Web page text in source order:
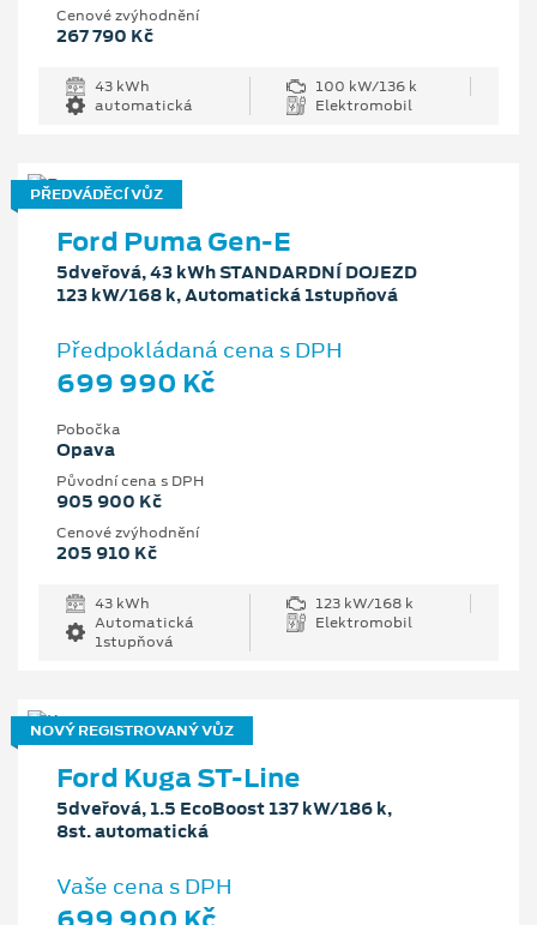
Cenové zvýhodnění
267 790 Kč
43 kWh
100 kW/136 k
automatická
Elektromobil
PŘEDVÁDĚCÍ VŮZ
Ford Puma Gen-E
5dveřová, 43 kWh STANDARDNÍ DOJEZD
123 kW/168 k, Automatická 1stupňová
Předpokládaná cena s DPH
699 990 Kč
Pobočka
Opava
Původní cena s DPH
905 900 Kč
Cenové zvýhodnění
205 910 Kč
43 kWh
123 kW/168 k
Automatická
1stupňová
Elektromobil
NOVÝ REGISTROVANÝ VŮZ
Ford Kuga ST-Line
5dveřová, 1.5 EcoBoost 137 kW/186 k,
8st. automatická
Vaše cena s DPH